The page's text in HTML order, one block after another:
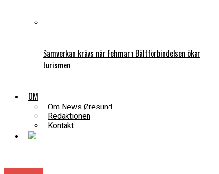
Samverkan krävs när Fehmarn Bältförbindelsen ökar
turismen
OM
Om News Øresund
Redaktionen
Kontakt